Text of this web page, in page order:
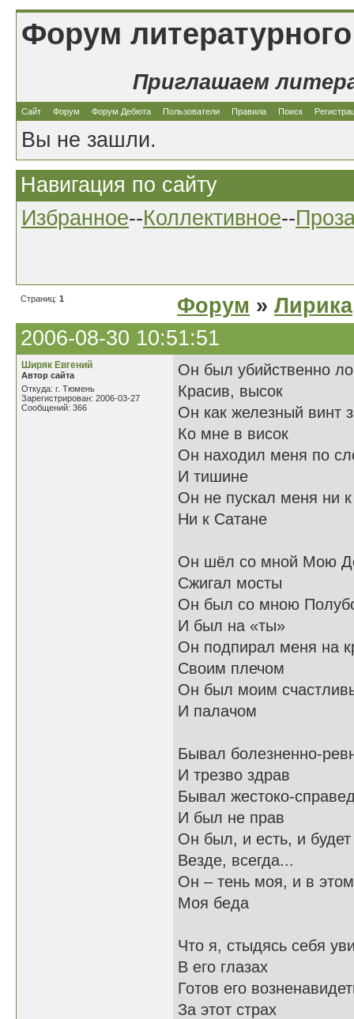
Форум
Приглашаем
Сайт Форум Форум Дебюта Пользователи Правила Поиск
Вы не зашли.
Навигация по сайту
Избранное--Коллективное--
Страниц: 1 Форум » Лирика
2006-08-30 10:51:51
Ширяк Евгений
Автор сайта
Откуда: г. Тюмень
Зарегистрирован: 2006-03-27
Сообщений: 366
Он был убийственно
Красив, высок
Он как железный винт
Ко мне в висок
Он находил меня по
И тишине
Он не пускал меня ни к
Ни к Сатане
Он шёл со мной Мою
Сжигал мосты
Он был со мною
И был на «ты»
Он подпирал меня на
Своим плечом
Он был моим
И палачом
Бывал болезненно-
И трезво здрав
Бывал жестоко-
И был не прав
Он был, и есть, и
Везде, всегда...
Он – тень моя, и в
Моя беда
Что я, стыдясь себя
В его глазах
Готов его
За этот страх